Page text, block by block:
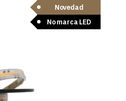
Novedad
No marca LED